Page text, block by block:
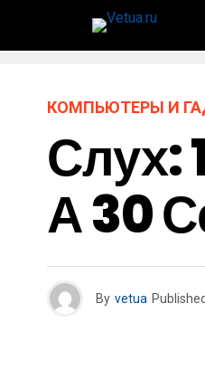
КОМПЬЮТЕРЫ И
Слух:
А 30
By vetua Published